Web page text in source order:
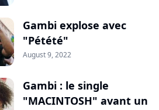
Gambi explose avec
"Pétété"
August 9, 2022
Gambi : le single
"MACINTOSH" avant un